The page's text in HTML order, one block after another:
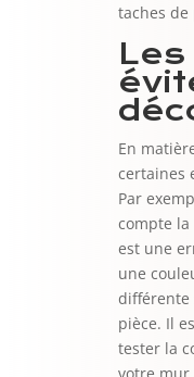
taches
En
certaines
Par
compte
est une
une
différente
pièce. Il
tester la
votre mur